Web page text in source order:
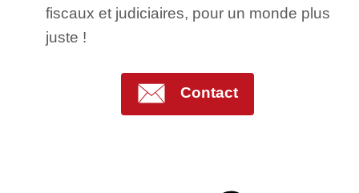
fiscaux et judiciaires, pour un monde plus
juste !
Contact